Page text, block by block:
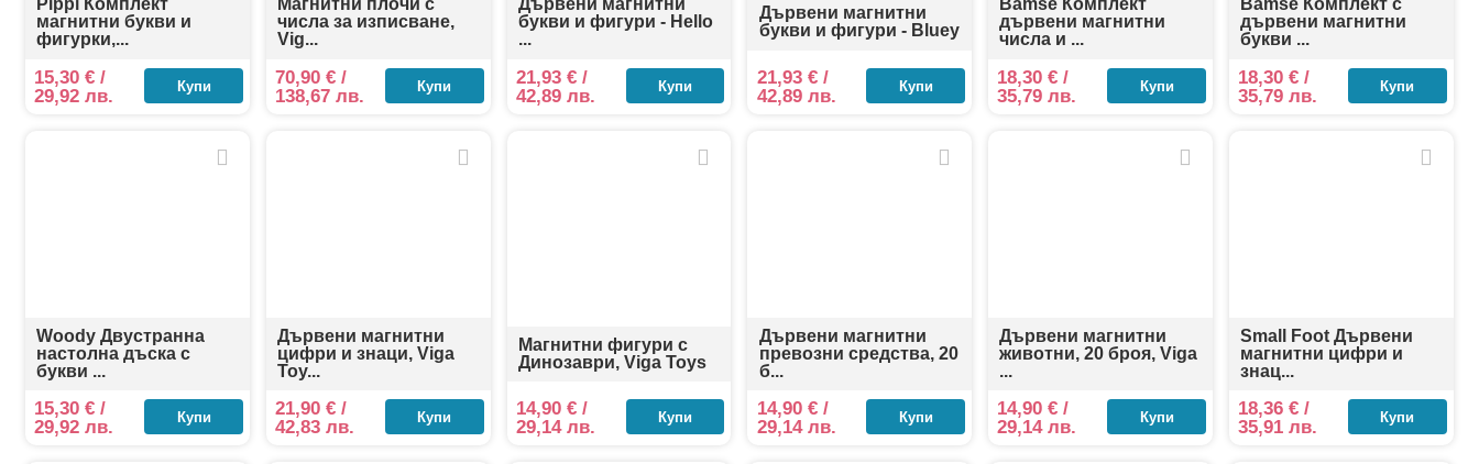
Pippi Комплект
магнитни букви и
фигурки,...
15,30€ /
29,92 лв.
Купи
Магнитни плочи с
числа за изписване,
Vig...
70,90€ /
138,67 лв.
Купи
Дървени магнитни
букви и фигури - Hello
...
21,93 €/
42,89 лв.
Купи
Дървени магнитни
букви и фигури - Bluey
21,93 €/
42,89 лв.
Купи
Bamse Комплект
дървени магнитни
числа и ...
18,30€ /
35,79 лв.
Купи
Bamse Комплект с
дървени магнитни
букви ...
18,30€ /
35,79 лв.
Купи
Woody Двустранна
настолна дъска с
букви ...
15,30€ /
29,92 лв.
Купи
Дървени магнитни
цифри и знаци, Viga
Toy...
21,90€ /
42,83 лв.
Купи
Магнитни фигури с
Динозаври, Viga Toys
14,90 €/
29,14 лв.
Купи
Дървени магнитни
превозни средства, 20
б...
14,90 €/
29,14 лв.
Купи
Дървени магнитни
животни, 20 броя, Viga
...
14,90€ /
29,14 лв.
Купи
Small Foot Дървени
магнитни цифри и
знац...
18,36€ /
35,91 лв.
Купи